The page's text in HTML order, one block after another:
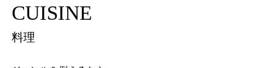
CUISINE
料理